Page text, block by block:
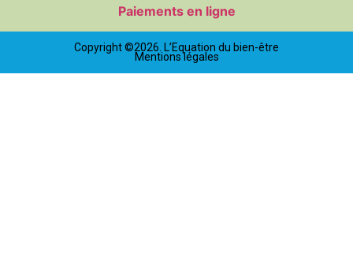
Paiements en ligne
Copyright ©2026. L’Equation du bien-être
Mentions légales